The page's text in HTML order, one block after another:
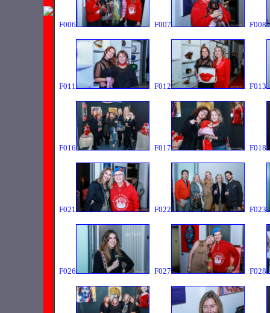
F006 F007 F008
F011 F012 F013
F016 F017 F018
F021 F022 F023
F026 F027 F028